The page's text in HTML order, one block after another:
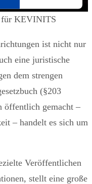
Management
für KEVINITS
ist nicht nur
eine juristische
dem strengen
(§203
öffentlich gemacht –
– handelt es sich um
Veröffentlichen
stellt eine große